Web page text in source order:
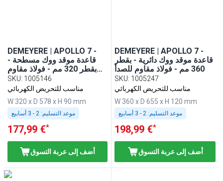
DEMEYERE | APOLLO 7 -
قاعدة موقد ووك مسطحة -
بقطر 320 مم - فولاذ مقاوم
للصدأ
SKU: 1005146
مناسب للتحريض الكهربائي
W 320 x D 578 x H 90 mm
موعد التسليم: 2 - 3 أسابيع
177,99 €*
أضف إلى عربة التسوق
DEMEYERE | APOLLO 7 -
قاعدة موقد ووك دائرية - بقطر
360 مم - فولاذ مقاوم للصدأ
SKU: 1005247
مناسب للتحريض الكهربائي
W 360 x D 655 x H 120 mm
موعد التسليم:
198,99 €*
أضف إلى عربة التسوق